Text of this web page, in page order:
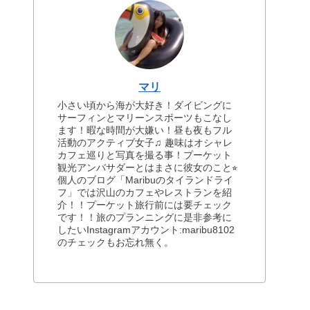
マリ
小さい頃から海が大好き！ダイビングに
サーフィンとマリーンスポーツもこなし
ます！暇な時間が大嫌い！昼も夜もフル
活動のアクティブ女子♫ 趣味はオシャレ
カフェ巡りと写真を撮る事！プーケット
観光アンバサダーとはまさに彼女のこと⭐︎
個人のブログ「Maribuのタイランドライ
フ」では沢山のカフェやレストランを紹
介！！プーケット旅行前には要チェック
です！！旅のプランニングに是非参考に
したいInstagramアカウント:maribu8102
のチェックもお忘れ無く。